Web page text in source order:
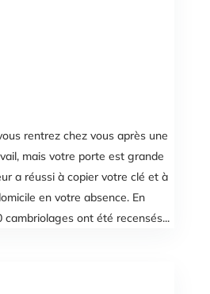
rentrez chez vous après une
mais votre porte est grande
a réussi à copier votre clé et à
en votre absence. En
cambriolages ont été recensés...